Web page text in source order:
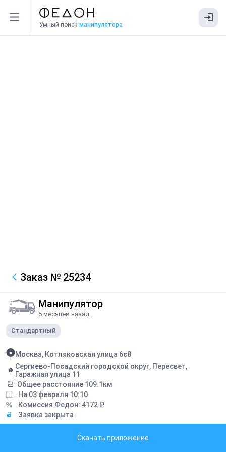
Умный поиск манипулятора
Заказ № 25234
Манипулятор
6 месяцев назад
Стандартный
Москва, Котляковская улица 6с8
Сергиево-Посадский городской округ, Пересвет,
Гаражная улица 11
Общее расстояние 109.1 км
На 03 февраля 10:10
Комиссия Федон: 4172 ₽
Заявка закрыта
Скачать приложение